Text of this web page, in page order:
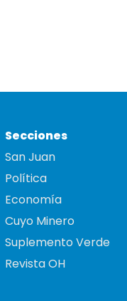
Secciones
San Juan
Política
Economía
Cuyo Minero
Suplemento Verde
Revista OH